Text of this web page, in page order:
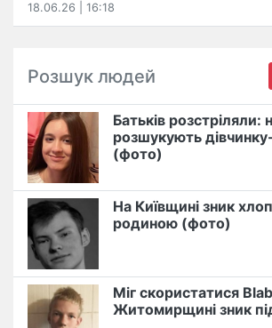
18.06.26 | 16:18
Розшук людей
Батьків розстріляли:
розшукують
(фото)
На Київщині зник
родиною (фото)
Міг скористатися
Житомирщині зник